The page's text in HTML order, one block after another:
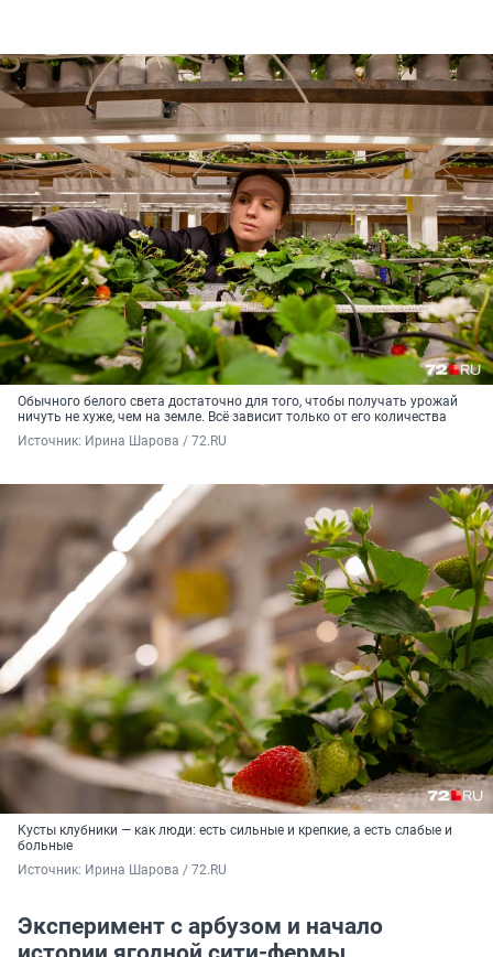
Обычного белого света достаточно для того, чтобы получать урожай
ничуть не хуже, чем на земле. Всё зависит только от его количества
Источник: Ирина Шарова / 72.RU
Кусты клубники — как люди: есть сильные и крепкие, а есть слабые и
больные
Источник: Ирина Шарова / 72.RU
Эксперимент с арбузом и начало